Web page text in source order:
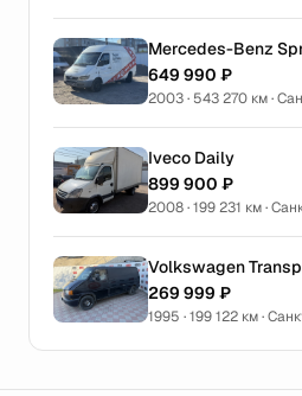
Mercedes-Benz
649 990 ₽
2003 · 543 270 км ·
Iveco Daily
899 900 ₽
2008 · 199 231 км ·
Volkswagen
269 999 ₽
1995 · 199 122 км ·